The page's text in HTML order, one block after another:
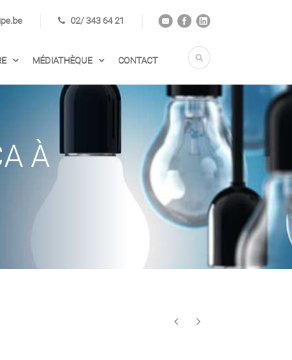
02/ 343 64 21
MÉDIATHÈQUE CONTACT
À